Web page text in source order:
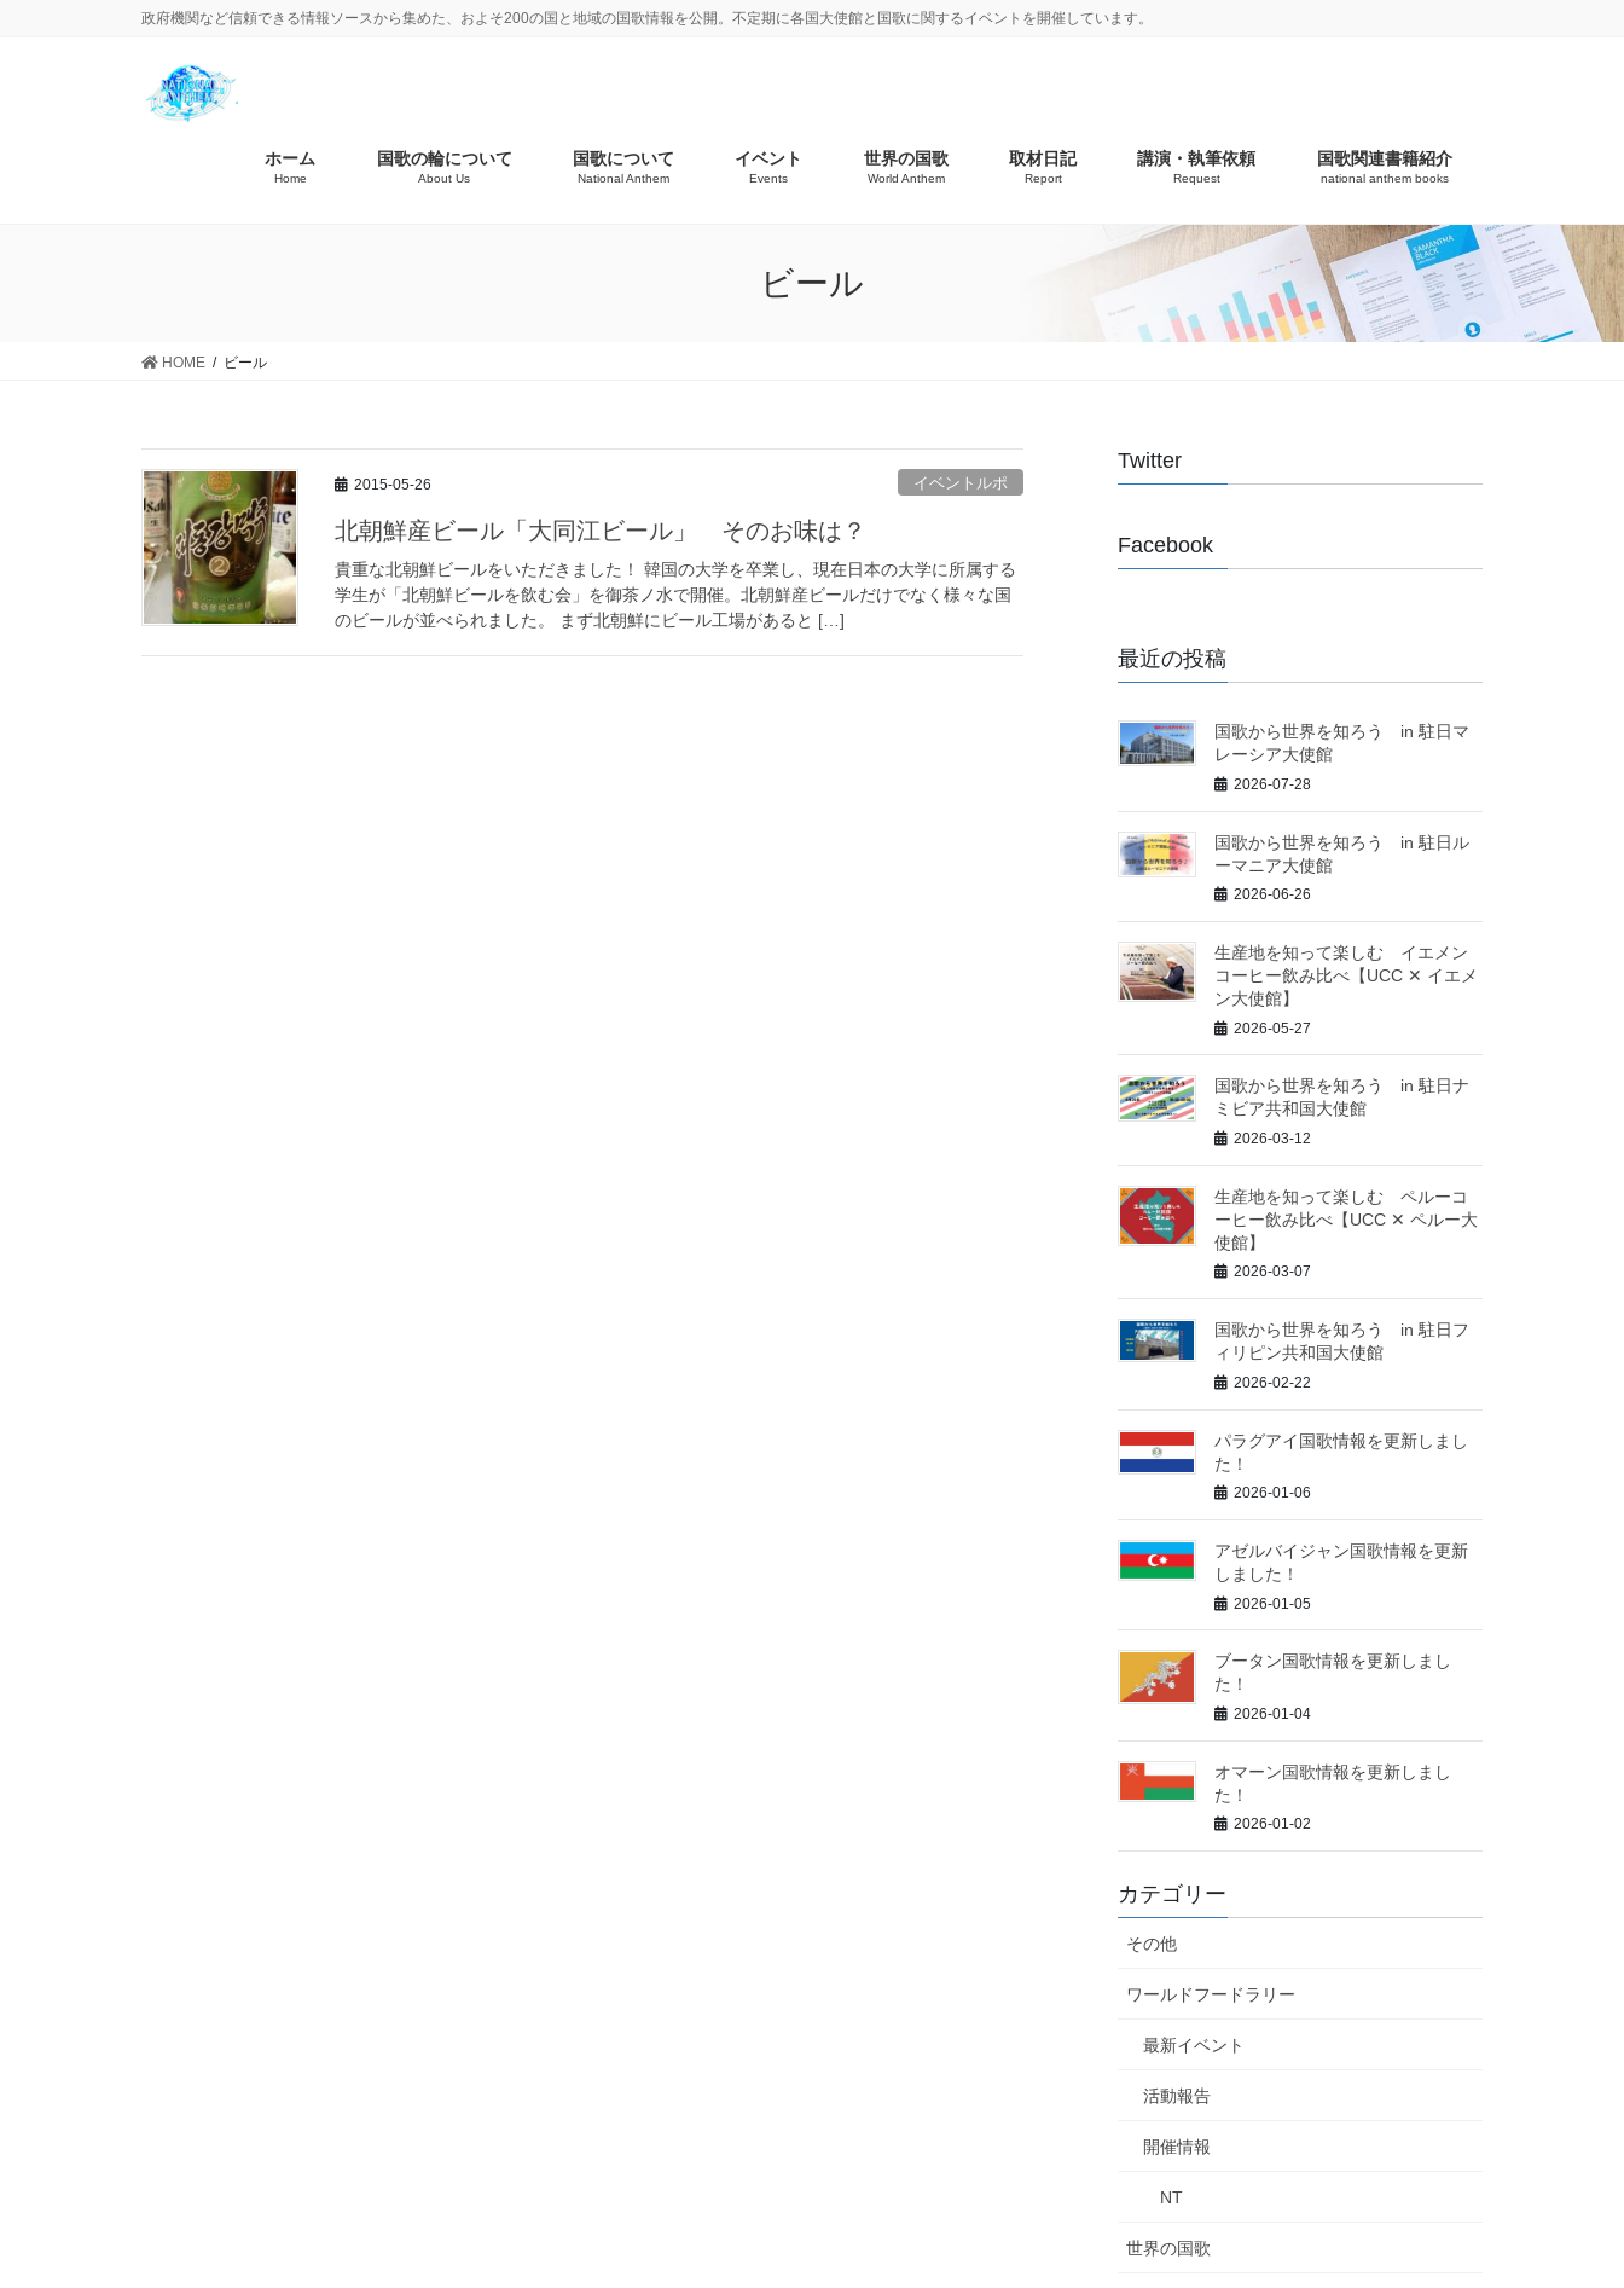
政府機関など信頼できる情報ソースから集めた、およそ200の国と地域の国歌情報を公開。不定期に各国大使館と国歌に関するイベントを開催しています。
ホーム
Home
国歌の輪について
About Us
国歌について
National Anthem
イベント
Events
世界の国歌
World Anthem
取材日記
Report
講演・執筆依頼
Request
国歌関連書籍紹介
national anthem books
ビール
HOME ビール
2015-05-26 イベントルポ
北朝鮮産ビール「大同江ビール」 そのお味は？
貴重な北朝鮮ビールをいただきました！ 韓国の大学を卒業し、現在日本の大学に所属する
学生が「北朝鮮ビールを飲む会」を御茶ノ水で開催。北朝鮮産ビールだけでなく様々な国
のビールが並べられました。 まず北朝鮮にビール工場があると […]
Twitter
Facebook
最近の投稿
国歌から世界を知ろう in 駐日マ
レーシア大使館
2026-07-28
国歌から世界を知ろう in 駐日ル
ーマニア大使館
2026-06-26
生産地を知って楽しむ イエメン
コーヒー飲み比べ【UCC ✕ イエメ
ン大使館】
2026-05-27
国歌から世界を知ろう in 駐日ナ
ミビア共和国大使館
2026-03-12
生産地を知って楽しむ ペルーコ
ーヒー飲み比べ【UCC ✕ ペルー大
使館】
2026-03-07
国歌から世界を知ろう in 駐日フ
ィリピン共和国大使館
2026-02-22
パラグアイ国歌情報を更新しまし
た！
2026-01-06
アゼルバイジャン国歌情報を更新
しました！
2026-01-05
ブータン国歌情報を更新しまし
た！
2026-01-04
オマーン国歌情報を更新しまし
た！
2026-01-02
カテゴリー
その他
ワールドフードラリー
最新イベント
活動報告
開催情報
NT
世界の国歌